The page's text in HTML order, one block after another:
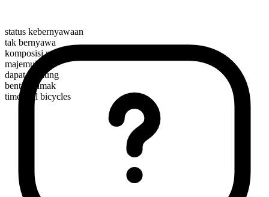
status kebernyawaan
tak bernyawa
komposisi morfologis
majemuk
dapat dihitung
bentuk jamak
time trial bicycles